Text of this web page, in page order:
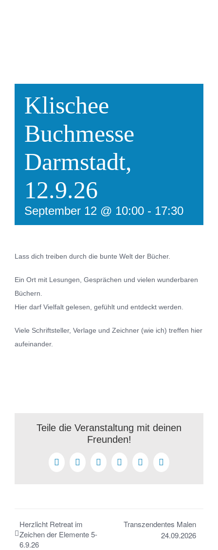
Klischee
Buchmesse
Darmstadt,
12.9.26
September 12 @ 10:00 - 17:30
Lass dich treiben durch die bunte Welt der Bücher.
Ein Ort mit Lesungen, Gesprächen und vielen wunderbaren
Büchern.
Hier darf Vielfalt gelesen, gefühlt und entdeckt werden.
Viele Schriftsteller, Verlage und Zeichner (wie ich) treffen hier
aufeinander.
Teile die Veranstaltung mit deinen
Freunden!
FacebookLinkedInWhatsAppPinterestCopy
Telegram
Herzlicht Retreat im
Zeichen der Elemente 5-
6.9.26
Transzendentes Malen
24.09.2026